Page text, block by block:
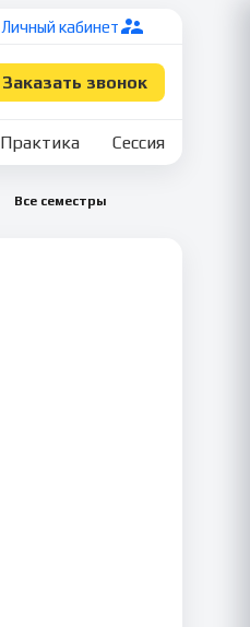
Личный кабинет
Заказать звонок
Практика Сессия
Все семестры